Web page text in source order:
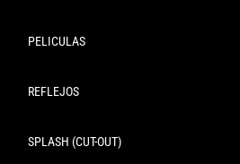
PELICULAS
REFLEJOS
SPLASH (CUT-OUT)